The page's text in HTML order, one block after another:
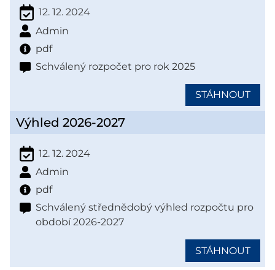
12. 12. 2024
Admin
pdf
Schválený rozpočet pro rok 2025
STÁHNOUT
Výhled 2026-2027
12. 12. 2024
Admin
pdf
Schválený střednědobý výhled rozpočtu pro
období 2026-2027
STÁHNOUT